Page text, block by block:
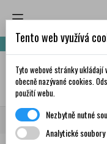
Nakupte za
Domů Značky
Tento web využívá
Tyto webové stránky
obecně nazývané cookies.
použití webu.
Nezbytně nutné
Analytické